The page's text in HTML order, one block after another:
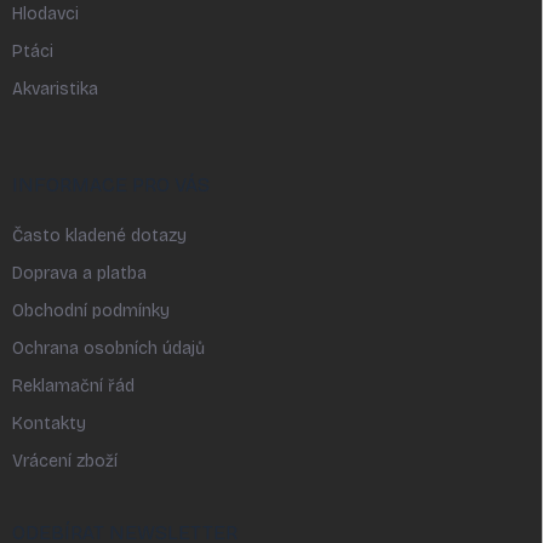
Hlodavci
Ptáci
Akvaristika
Často kladené dotazy
Doprava a platba
Obchodní podmínky
Ochrana osobních údajů
Reklamační řád
Kontakty
Vrácení zboží